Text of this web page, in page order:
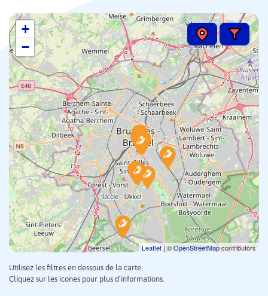
+
−
Leaflet| ©OpenStreetMapcontributors
Utilisez les filtres en dessous de la carte.
Cliquez sur les icones pour plus d’informations.